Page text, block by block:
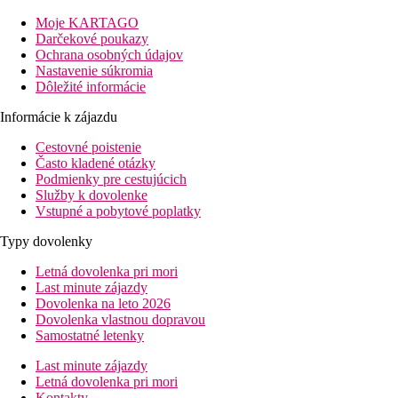
Vzdialenosť
pláže: 0 mu pláže
letisko: 25 km Djerba
centra: 3 km od centra Midoun
Popis izby
Dvojlôžková izba
TV/sat.
telefón
kúpeľňa/WC (sušič vlasov)
minibar (za poplatok)
trezor (za poplatok)
Ostatné typy izieb
Informácie o hoteli
vstupná hala s recepciou, bankomat pri vedľajšom hoteli
hlavná reštaurácia
tematická reštaurácia (nutná rezervácia vopred)
konferenčné miestnosti
lobby bar
Moje KARTAGO
Darčekové poukazy
Ochrana osobných údajov
Nastavenie súkromia
Dôležité informácie
Informácie k zájazdu
Cestovné poistenie
Často kladené otázky
Podmienky pre cestujúcich
Služby k dovolenke
Vstupné a pobytové poplatky
Typy dovolenky
Letná dovolenka pri mori
Last minute zájazdy
Dovolenka na leto 2026
Dovolenka vlastnou dopravou
Samostatné letenky
Last minute zájazdy
Letná dovolenka pri mori